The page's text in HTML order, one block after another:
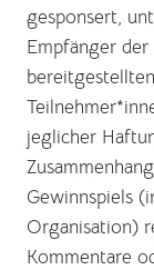
gesponsert,
Empfänger
jeglicher
Gewinnspiels
Organisation)
Kommentare